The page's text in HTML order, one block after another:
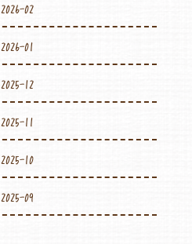
2026-02
2026-01
2025-12
2025-11
2025-10
2025-09